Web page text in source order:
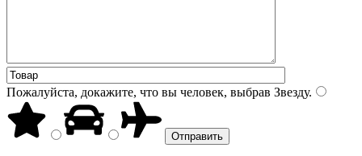
Пожалуйста, докажите, что вы человек, выбрав Звезду.